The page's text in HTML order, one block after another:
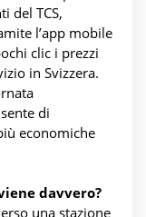
del TCS,
l’app mobile
clic i prezzi
in Svizzera.
di
economiche
davvero?
una stazione